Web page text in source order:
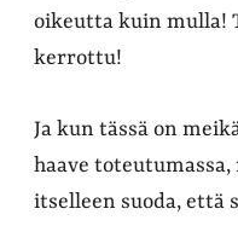
oikeutta kuin mulla!
kerrottu!
Ja kun tässä on
haave
itselleen suoda, että